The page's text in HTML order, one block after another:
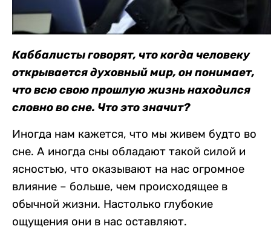
Каббалисты говорят, что когда человеку
открывается духовный мир, он понимает,
что всю свою прошлую жизнь находился
словно во сне. Что это значит?
Иногда нам кажется, что мы живем будто во
сне. А иногда сны обладают такой силой и
ясностью, что оказывают на нас огромное
влияние – больше, чем происходящее в
обычной жизни. Настолько глубокие
ощущения они в нас оставляют.